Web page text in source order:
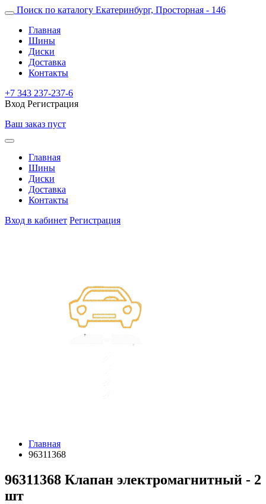
Поиск по каталогу Екатеринбург, Просторная - 146
Главная
Шины
Диски
Доставка
Контакты
+7 343 237-237-6
Вход Регистрация
Ваш заказ пуст
Главная
Шины
Диски
Доставка
Контакты
Вход в кабинет Регистрация
Главная
96311368
96311368 Клапан электромагнитный - 2
шт